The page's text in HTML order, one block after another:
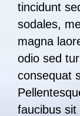
tincidunt
sodales,
magna
odio sed
consequat
faucibus